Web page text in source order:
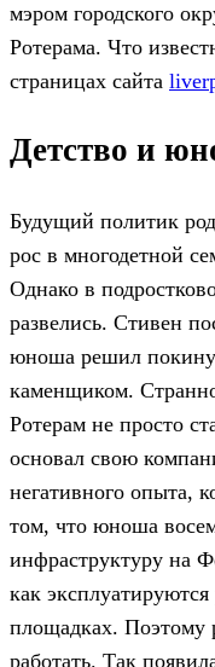
мэром городского
Ротерама. Что
страницах сайта
Детство и
Будущий политик
рос в многодетной
Однако в
развелись. Стивен
юноша решил
каменщиком.
Ротерам не просто
основал свою
негативного опыта,
том, что юноша
инфраструктуру на
как
площадках. Поэтому
работать. Так